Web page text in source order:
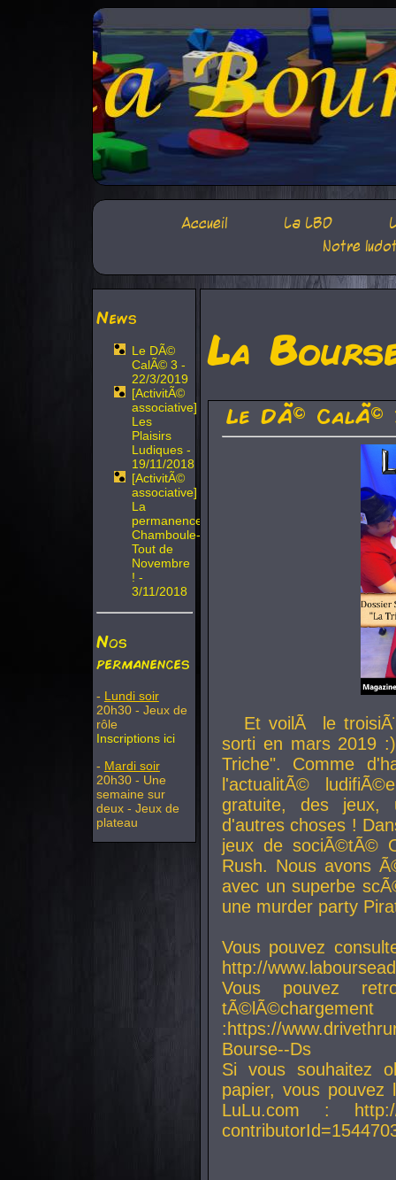
Accueil La LBD
Notre
News
Le DÃ©
CalÃ© 3 -
22/3/2019
[ActivitÃ©
associative]
Les
Plaisirs
Ludiques -
19/11/2018
[ActivitÃ©
associative]
La
permanence
Chamboule-
Tout de
Novembre
! -
3/11/2018
Nos
permanences
- Lundi soir
20h30 - Jeux de
rôle
Inscriptions ici
- Mardi soir
20h30 - Une
semaine sur
deux - Jeux de
plateau
La
Le DÃ© CalÃ©
Et voilÃ le
sorti en mars 2019
Triche". Comme
l'actualitÃ©
gratuite, des jeux,
d'autres choses !
jeux de sociÃ©tÃ©
Rush. Nous avons
avec un superbe
une murder party
Vous pouvez
http://
Vous pouvez
:https://
Bourse--Ds
Si vous souhaitez
papier, vous
LuLu.com : http://